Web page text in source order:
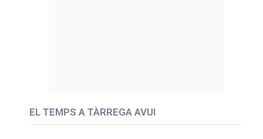
EL TEMPS A TÀRREGA AVUI